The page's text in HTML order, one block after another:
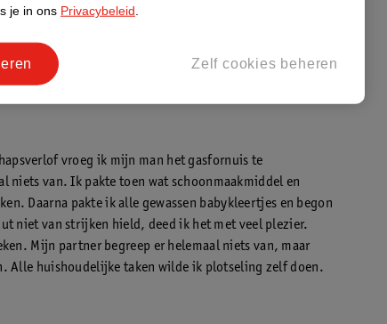
vroeg ik mijn man het gasfornuis te
niets van. Ik pakte toen wat schoonmaakmiddel en
Daarna pakte ik alle gewassen babykleertjes en begon
niet van strijken hield, deed ik het met veel plezier.
Mijn partner begreep er helemaal niets van, maar
Alle huishoudelijke taken wilde ik plotseling zelf doen.
je in ons Privacybeleid
Zelf cookies beheren